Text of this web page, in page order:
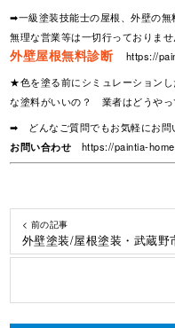
➡一級塗装技能士の屋根、外壁の無
無理な営業等は一切行っておりませ
外壁屋根無料診断
https://
★色を塗る前にシミュレーション
な塗料がいいの？ 業者はどうやっ
➡ どんなご質問でもお気軽にお問
お問い合わせ
https://paintia-
< 前の記事
外壁塗装/屋根塗装・武蔵野